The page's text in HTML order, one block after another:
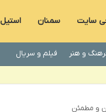
سایت سمنان استیل
و هنر فیلم و سریال
و مطمئن